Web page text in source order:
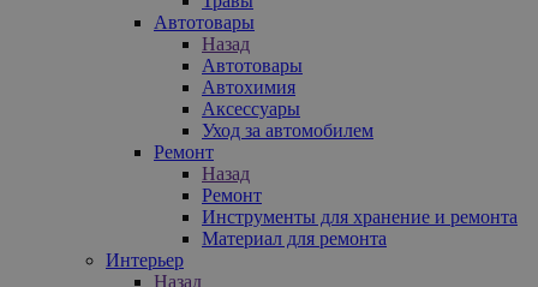
Автотовары
Назад
Автотовары
Автохимия
Аксессуары
Уход за автомобилем
Ремонт
Назад
Ремонт
Инструменты для хранение и ремонта
Материал для ремонта
Интерьер
Назад